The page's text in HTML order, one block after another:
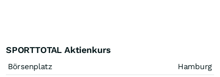
SPORTTOTAL Aktienkurs
Börsenplatz
Hamburg